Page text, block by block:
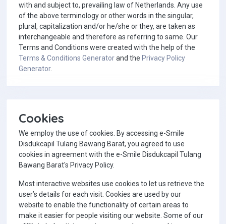
with and subject to, prevailing law of Netherlands. Any use
of the above terminology or other words in the singular,
plural, capitalization and/or he/she or they, are taken as
interchangeable and therefore as referring to same. Our
Terms and Conditions were created with the help of the
Terms & Conditions Generatorand the Privacy Policy
Generator.
Cookies
We employ the use of cookies. By accessing e-Smile
Disdukcapil Tulang Bawang Barat, you agreed to use
cookies in agreement with the e-Smile Disdukcapil Tulang
Bawang Barat's Privacy Policy.
Most interactive websites use cookies to let us retrieve the
user’s details for each visit. Cookies are used by our
website to enable the functionality of certain areas to
make it easier for people visiting our website. Some of our